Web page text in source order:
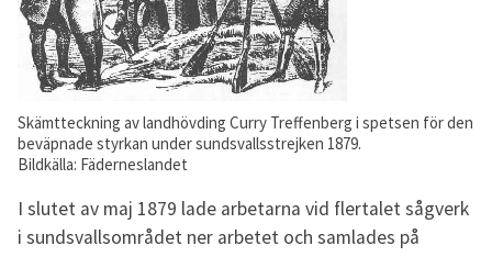
Skämtteckning av landhövding Curry Treffenberg i spetsen för den
beväpnade styrkan under sundsvallsstrejken 1879.
Bildkälla: Fäderneslandet
I slutet av maj 1879 lade arbetarna vid flertalet sågverk
i sundsvallsområdet ner arbetet och samlades på